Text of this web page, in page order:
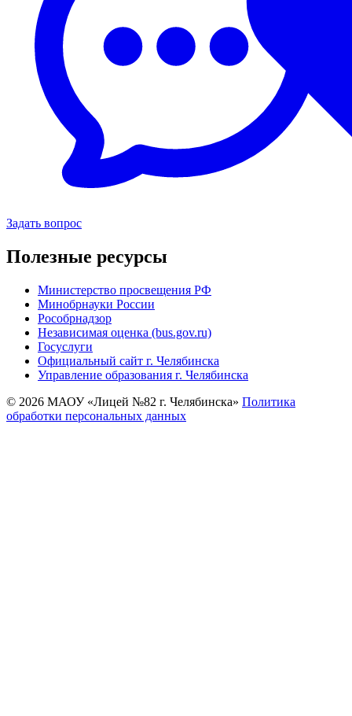
Задать вопрос
Полезные ресурсы
Министерство просвещения РФ
Минобрнауки России
Рособрнадзор
Независимая оценка (bus.gov.ru)
Госуслуги
Официальный сайт г. Челябинска
Управление образования г. Челябинска
© 2026 МАОУ «Лицей №82 г. Челябинска» Политика
обработки персональных данных